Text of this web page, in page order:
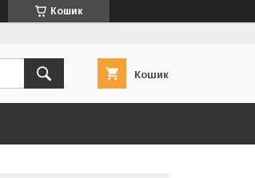
Кошик
Кошик